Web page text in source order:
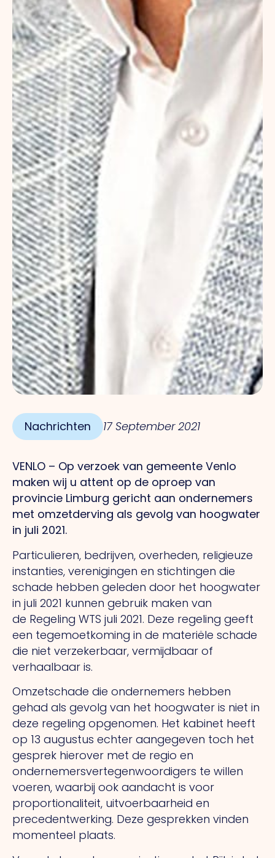
Nachrichten 17 September 2021
VENLO – Op verzoek van gemeente Venlo
maken wij u attent op de oproep van
provincie Limburg gericht aan ondernemers
met omzetderving als gevolg van hoogwater
in juli 2021.
Particulieren, bedrijven, overheden, religieuze
instanties, verenigingen en stichtingen die
schade hebben geleden door het hoogwater
in juli 2021 kunnen gebruik maken van
de Regeling WTS juli 2021. Deze regeling geeft
een tegemoetkoming in de materiële schade
die niet verzekerbaar, vermijdbaar of
verhaalbaar is.
Omzetschade die ondernemers hebben
gehad als gevolg van het hoogwater is niet in
deze regeling opgenomen. Het kabinet heeft
op 13 augustus echter aangegeven toch het
gesprek hierover met de regio en
ondernemersvertegenwoordigers te willen
voeren, waarbij ook aandacht is voor
proportionaliteit, uitvoerbaarheid en
precedentwerking. Deze gesprekken vinden
momenteel plaats.